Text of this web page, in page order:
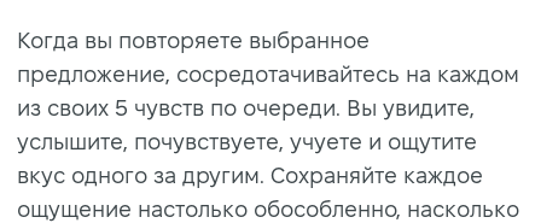
Когда вы повторяете выбранное
предложение, сосредотачивайтесь на каждом
из своих 5 чувств по очереди. Вы увидите,
услышите, почувствуете, учуете и ощутите
вкус одного за другим. Сохраняйте каждое
ощущение настолько обособленно, насколько